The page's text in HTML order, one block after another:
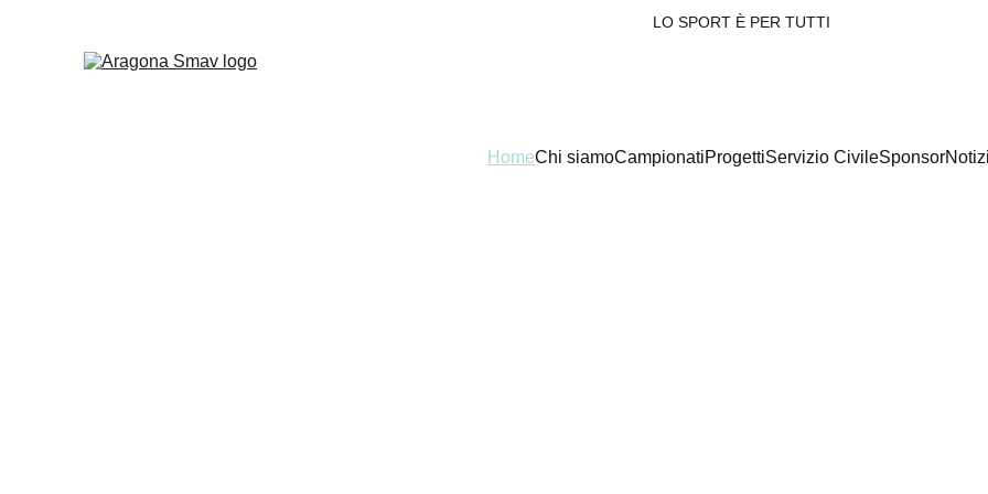
LO SPORT È PER TUTTI
HomeChi siamoCampionatiProgettiServizio CivileSponsor